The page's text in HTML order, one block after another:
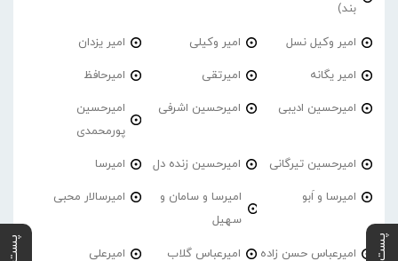
بند)
امیر وکیل نسل امیر وکیلی امیر یزدان
امیر یگانه امیرتقی امیرحافظ
امیرحسین ادیبی امیرحسین اشرفی
امیرحسین
پورمحمدی
امیرحسین تیرگانی امیرحسین زنده دل امیرسا
امیرسا و اَبو
امیرسا و سامان و
سهیل
امیرسالار محبی
امیرعباس حسن زاده امیرعباس گلاب امیرعلی